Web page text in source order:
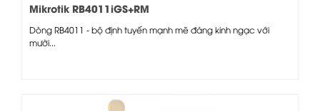
Mikrotik RB4011iGS+RM
Dòng RB4011 - bộ định tuyến mạnh mẽ đáng kinh ngạc với
mười...